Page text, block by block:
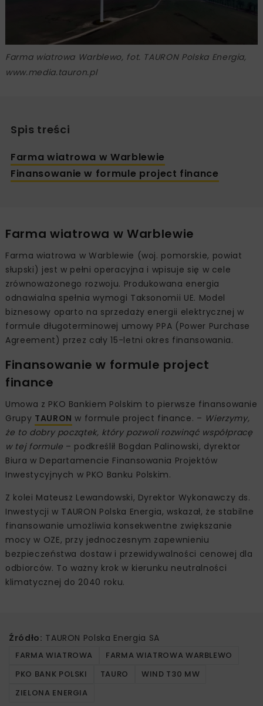
Farma wiatrowa Warblewo, fot. TAURON Polska Energia,
www.media.tauron.pl
Spis treści
Farma wiatrowa w Warblewie
Finansowanie w formule project finance
Farma wiatrowa w Warblewie
Farma wiatrowa w Warblewie (woj. pomorskie, powiat
słupski) jest w pełni operacyjna i wpisuje się w cele
zrównoważonego rozwoju. Produkowana energia
odnawialna spełnia wymogi Taksonomii UE. Model
biznesowy oparto na sprzedaży energii elektrycznej w
formule długoterminowej umowy PPA (Power Purchase
Agreement) przez cały 15-letni okres finansowania.
Finansowanie w formule project
finance
Umowa z PKO Bankiem Polskim to pierwsze finansowanie
Grupy TAURON w formule project finance. – Wierzymy,
że to dobry początek, który pozwoli rozwinąć współpracę
w tej formule – podkreślił Bogdan Palinowski, dyrektor
Biura w Departamencie Finansowania Projektów
Inwestycyjnych w PKO Banku Polskim.
Z kolei Mateusz Lewandowski, Dyrektor Wykonawczy ds.
Inwestycji w TAURON Polska Energia, wskazał, że stabilne
finansowanie umożliwia konsekwentne zwiększanie
mocy w OZE, przy jednoczesnym zapewnieniu
bezpieczeństwa dostaw i przewidywalności cenowej dla
odbiorców. To ważny krok w kierunku neutralności
klimatycznej do 2040 roku.
Źródło: TAURON Polska Energia SA
FARMA WIATROWA
FARMA WIATROWA WARBLEWO
PKO BANK POLSKI
TAURO
WIND T30 MW
ZIELONA ENERGIA